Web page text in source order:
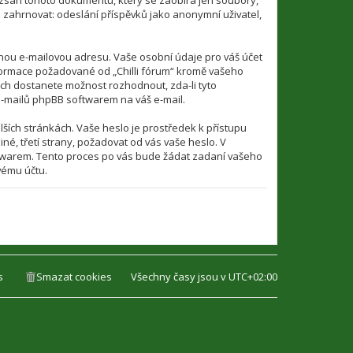
odeslání příspěvků jako anonymní uživatel,
e-mailovou adresu. Vaše osobní údaje pro váš účet
požadované od „Chilli fórum“ kromě vašeho
dostanete možnost rozhodnout, zda-li tyto
phpBB softwarem na váš e-mail.
stránkách. Vaše heslo je prostředek k přístupu
třetí strany, požadovat od vás vaše heslo. V
Tento proces po vás bude žádat zadaní vašeho
účtu.
Všechny časy jsou vUTC+02:00
Smazat cookies